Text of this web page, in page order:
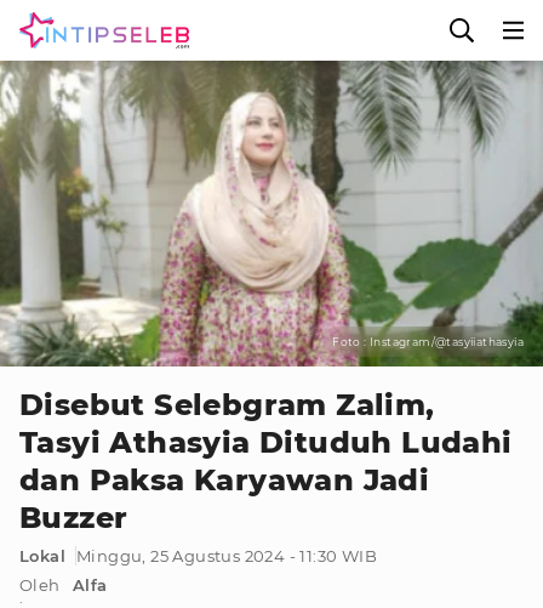
Foto : Instagram/@tasyiiathasyia
Disebut Selebgram Zalim,
Tasyi Athasyia Dituduh Ludahi
dan Paksa Karyawan Jadi
Buzzer
Lokal
Minggu, 25 Agustus 2024 - 11:30 WIB
Oleh
Alfa